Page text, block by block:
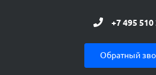
+7 495 510
Обратный